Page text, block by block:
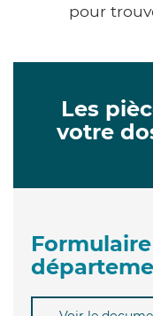
pour
Les
votre